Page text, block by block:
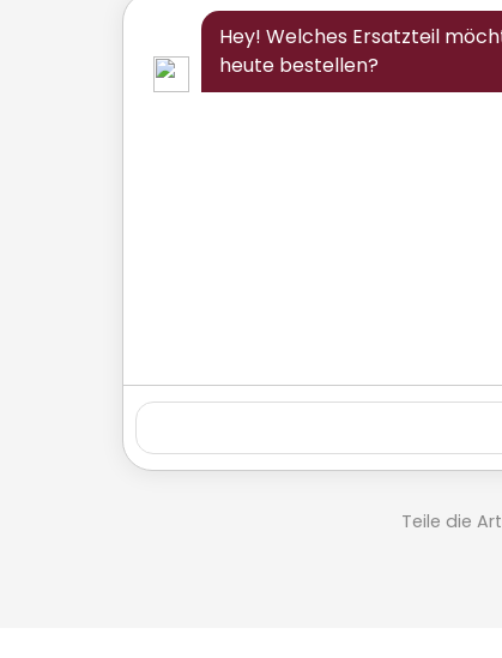
Hey! Welches Ersatzteil
heute bestellen?
Teile die